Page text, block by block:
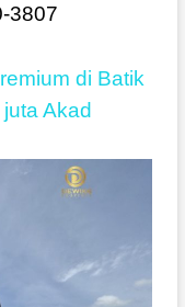
3807
di Batik
Akad